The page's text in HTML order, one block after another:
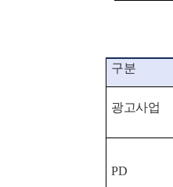
구분
광고사업
PD